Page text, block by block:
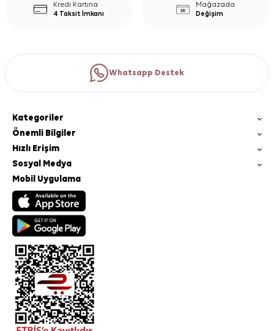
Kredi Kartına
4 Taksit İmkanı
Mağazada
Değişim
Whatsapp Destek
Kategoriler
Önemli Bilgiler
Hızlı Erişim
Sosyal Medya
Mobil Uygulama